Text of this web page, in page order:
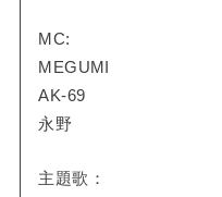
MC:
MEGUMI
AK-69
永野
主題歌：